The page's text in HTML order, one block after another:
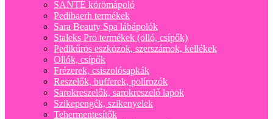
SANTÉ körömápoló
Pedibaerh termékek
Sara Beauty Spa lábápolók
Staleks Pro termékek (olló, csípők)
Pedikűrös eszközök, szerszámok, kellékek
Ollók, csípők
Frézerek, csiszolósapkák
Reszelők, bufferek, polírozók
Sarokreszelők, sarokreszelő lapok
Szikepengék, szikenyelek
Tehermentesítők